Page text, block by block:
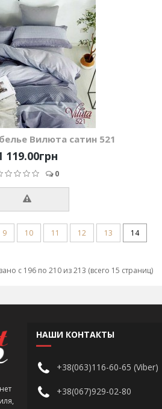
Вилюта сатин 521
119.00грн
0
9 10 11 12 13
14
с 196 по 210 из 213 (всего 15 страниц)
НАШИ КОНТАКТЫ
+38(063)116-60-65 (Viber)
+38(067)929-02-80